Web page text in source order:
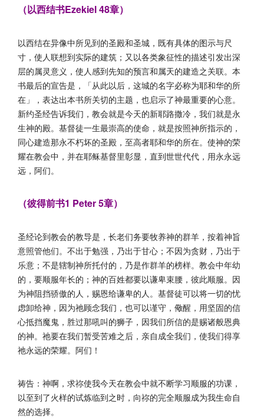
（以西结书Ezekiel 48章）
以西结在异像中所见到的圣殿和圣城，既有具体的图示与尺
寸，使人联想到实际的建筑；又以各类象征性的描述引发出深
层的属灵意义，使人感到先知的预言和属天的建造之关联。本
书最后的宣告是，「从此以后，这城的名字必称为耶和华的所
在」，表达出本书所关切的主题，也启示了神最重要的心意。
新约圣经告诉我们，教会就是今天的新耶路撒冷，我们就是永
生神的殿。基督徒一生最崇高的使命，就是按照神所指示的，
同心建造那永不朽坏的圣殿，至高者耶和华的所在。使神的荣
耀在教会中，并在耶稣基督里彰显，直到世世代代，用永永远
远，阿们。
（彼得前书1 Peter 5章）
圣经论到教会的教导是，长老们务要牧养神的群羊，按着神旨
意照管他们。不出于勉强，乃出于甘心；不因为贪财，乃出于
乐意；不是辖制神所托付的，乃是作群羊的榜样。教会中年幼
的，要顺服年长的；神的百姓都要以谦卑束腰，彼此顺服。因
为神阻挡骄傲的人，赐恩给谦卑的人。基督徒可以将一切的忧
虑卸给神，因为祂顾念我们，也可以谨守，儆醒，用坚固的信
心抵挡魔鬼，胜过那吼叫的狮子，因我们所信的是赐诸般恩典
的神。祂要在我们暂受苦难之后，亲自成全我们，使我们得享
祂永远的荣耀。阿们！
祷告：神啊，求祢使我今天在教会中就不断学习顺服的功课，
以至到了火样的试炼临到之时，向祢的完全顺服成为我生命自
然的选择。